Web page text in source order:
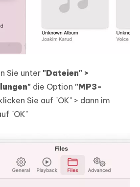
Sie unter "Dateien" >
die Option "MP3-
Sie auf "OK" > dann im
"OK"